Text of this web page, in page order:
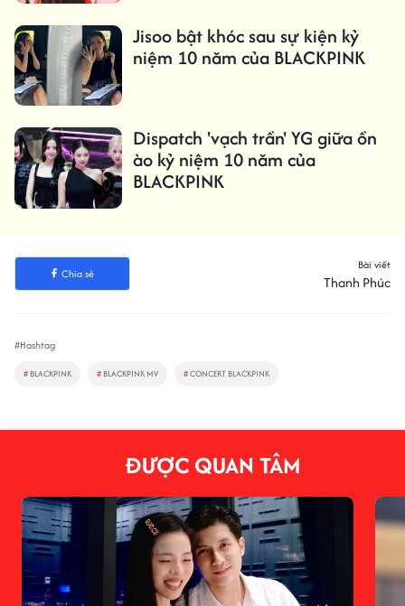
Jisoo bật khóc sau sự kiện kỷ
niệm 10 năm của BLACKPINK
Dispatch 'vạch trần' YG giữa ồn
ào kỷ niệm 10 năm của
BLACKPINK
Chia sẻ
Bài viết
Thanh Phúc
#Hashtag
# BLACKPINK # BLACKPINK MV #CONCERT BLACKPINK
ĐƯỢC QUAN TÂM